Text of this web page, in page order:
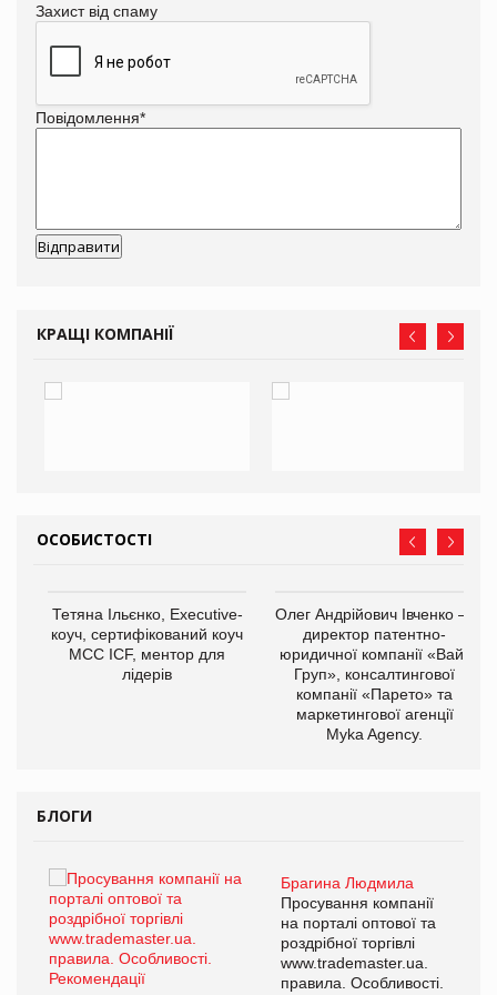
Захист від спаму
Повідомлення*
КРАЩІ КОМПАНІЇ
ОСОБИСТОСТІ
Тетяна Ільєнко, Executive-
коуч, сертифікований коуч
МСС ICF, ментор для
лідерів
Олег Андрійович Івченко —
директор патентно-
юридичної компанії «Вайз
Груп», консалтингової
компанії «Парето» та
маркетингової агенції
Myka Agency.
БЛОГИ
Брагина Людмила
Просування компанії
на порталі оптової та
роздрібної торгівлі
www.trademaster.ua.
правила. Особливості.